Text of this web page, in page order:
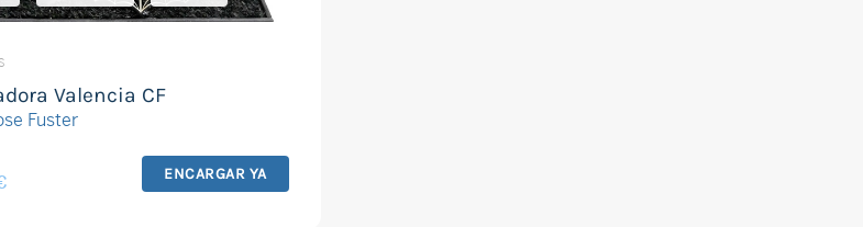
Valencia CF
Fuster
ENCARGAR YA